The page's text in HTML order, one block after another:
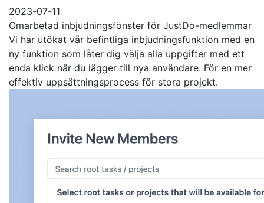
2023-07-11
Omarbetad inbjudningsfönster för JustDo-medlemmar
Vi har utökat vår befintliga inbjudningsfunktion med en
ny funktion som låter dig välja alla uppgifter med ett
enda klick när du lägger till nya användare. För en mer
effektiv uppsättningsprocess för stora projekt.